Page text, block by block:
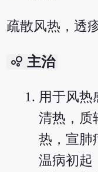
疏散风热，透
bubble_chart 主治
用于风热
清热，质
热，宣肺
温病初起